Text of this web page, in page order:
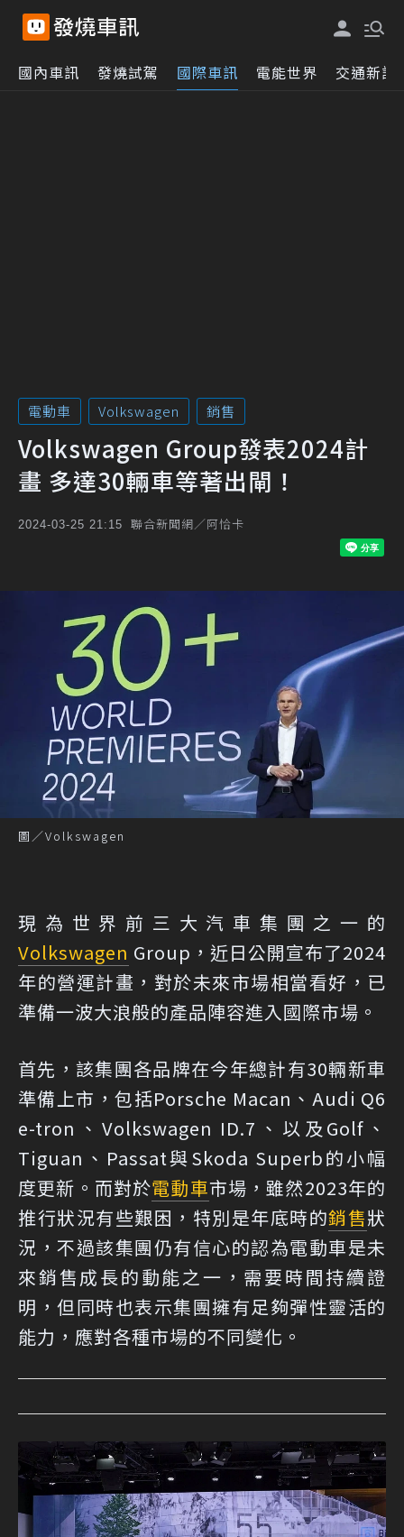
國內車訊 發燒試駕 國際車訊 電能世界 交通新訊
電動車 Volkswagen 銷售
Volkswagen Group發表2024計
畫 多達30輛車等著出閘！
2024-03-25 21:15 聯合新聞網／阿恰卡
圖／Volkswagen
現為世界前三大汽車集團之一的
Volkswagen Group，近日公開宣布了2024
年的營運計畫，對於未來市場相當看好，已
準備一波大浪般的產品陣容進入國際市場。
首先，該集團各品牌在今年總計有30輛新車
準備上市，包括Porsche Macan、Audi Q6
e-tron、Volkswagen ID.7、以及Golf、
Tiguan、Passat與Skoda Superb的小幅
度更新。而對於電動車市場，雖然2023年的
推行狀況有些艱困，特別是年底時的銷售狀
況，不過該集團仍有信心的認為電動車是未
來銷售成長的動能之一，需要時間持續證
明，但同時也表示集團擁有足夠彈性靈活的
能力，應對各種市場的不同變化。